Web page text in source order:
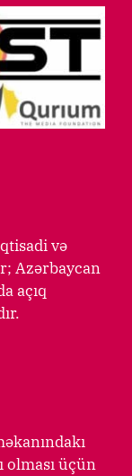
və
Azərbaycan
açıq
üçün